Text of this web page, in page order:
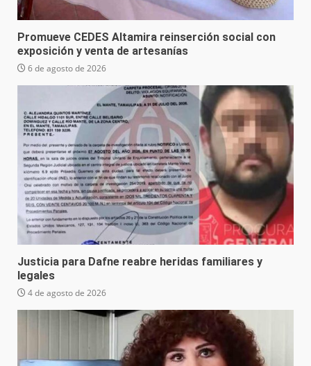
Promueve CEDES Altamira reinserción social con
exposición y venta de artesanías
6 de agosto de 2026
Justicia para Dafne reabre heridas familiares y
legales
4 de agosto de 2026